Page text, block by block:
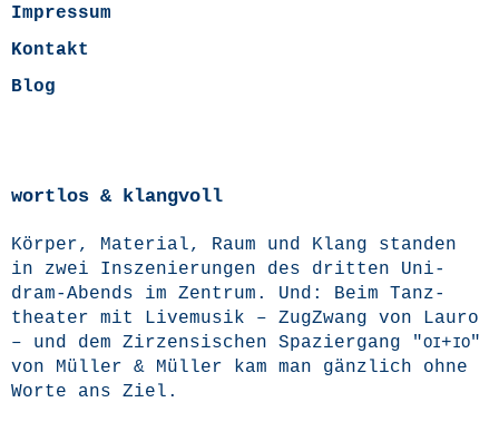
Impressum
Kontakt
Blog
wortlos & klangvoll
Kör­per, Mate­ri­al, Raum und Klang stan­den
in zwei Insze­nie­run­gen des drit­ten Uni­
dram-Abends im Zen­trum. Und: Beim Tanz­
thea­ter mit Live­mu­sik – Zug­Zwang von Lau­ro
– und dem Zir­zen­si­schen Spa­zier­gang "OI+IO"
von Mül­ler & Mül­ler kam man gänz­lich ohne
Wor­te ans Ziel.